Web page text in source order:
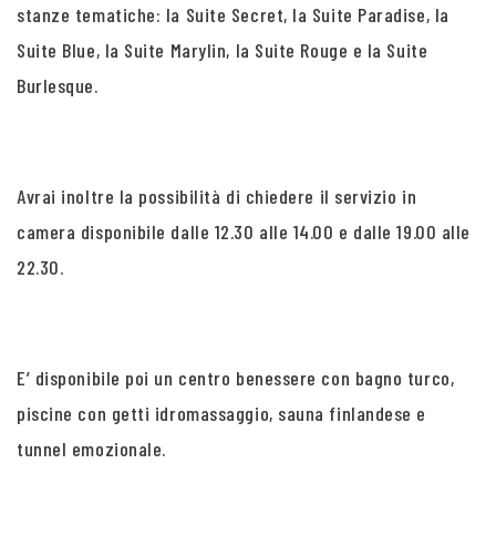
stanze tematiche: la Suite Secret, la Suite Paradise, la
Suite Blue, la Suite Marylin, la Suite Rouge e la Suite
Burlesque.
Avrai inoltre la possibilità di chiedere il servizio in
camera disponibile dalle 12.30 alle 14.00 e dalle 19.00 alle
22.30.
E’ disponibile poi un centro benessere con bagno turco,
piscine con getti idromassaggio, sauna finlandese e
tunnel emozionale.